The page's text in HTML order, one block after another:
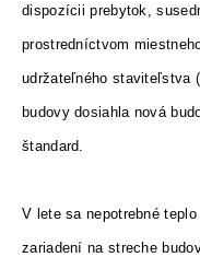
dispozícii prebytok,
prostredníctvom
udržateľného staviteľstva
budovy dosiahla nová
štandard.
V lete sa nepotrebné
zariadení na streche